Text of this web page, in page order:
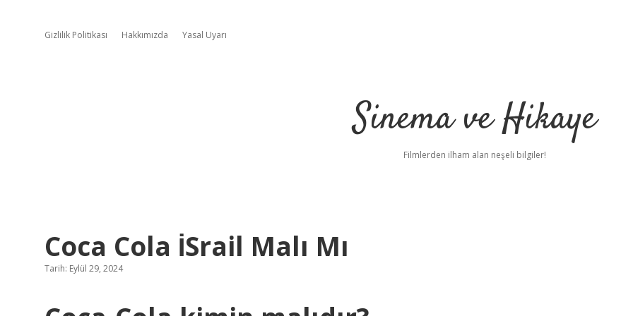
Gizlilik Politikası Hakkımızda Yasal Uyarı
Sinema ve Hikaye
Filmlerden ilham alan neşeli bilgiler!
Coca Cola İSrail Malı Mı
Tarih: Eylül 29, 2024